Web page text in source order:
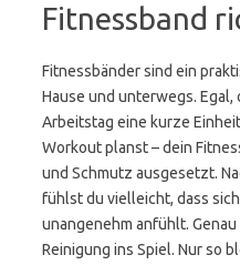
Fitnessband
Fitnessbänder sind ein
Hause und unterwegs. Egal,
Arbeitstag eine kurze
Workout planst – dein
und Schmutz ausgesetzt.
fühlst du vielleicht, dass
unangenehm anfühlt.
Reinigung ins Spiel. Nur so